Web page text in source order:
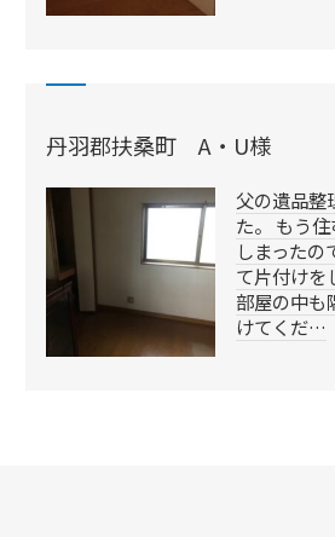
丹羽郡扶桑町 A・U様
父の遺品整
た。 もう
しまったの
て片付けを
部屋の中も
けてくだ…